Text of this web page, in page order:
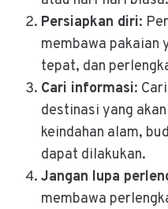
Persiapkan diri:
membawa pakaian
tepat, dan
Cari informasi:
destinasi yang
keindahan alam,
dapat dilakukan.
Jangan lupa
membawa